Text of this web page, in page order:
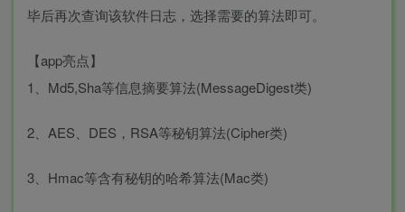
毕后再次查询该软件日志，选择需要的算法即可。
【app亮点】
1、Md5,Sha等信息摘要算法(MessageDigest类)
2、AES、DES，RSA等秘钥算法(Cipher类)
3、Hmac等含有秘钥的哈希算法(Mac类)